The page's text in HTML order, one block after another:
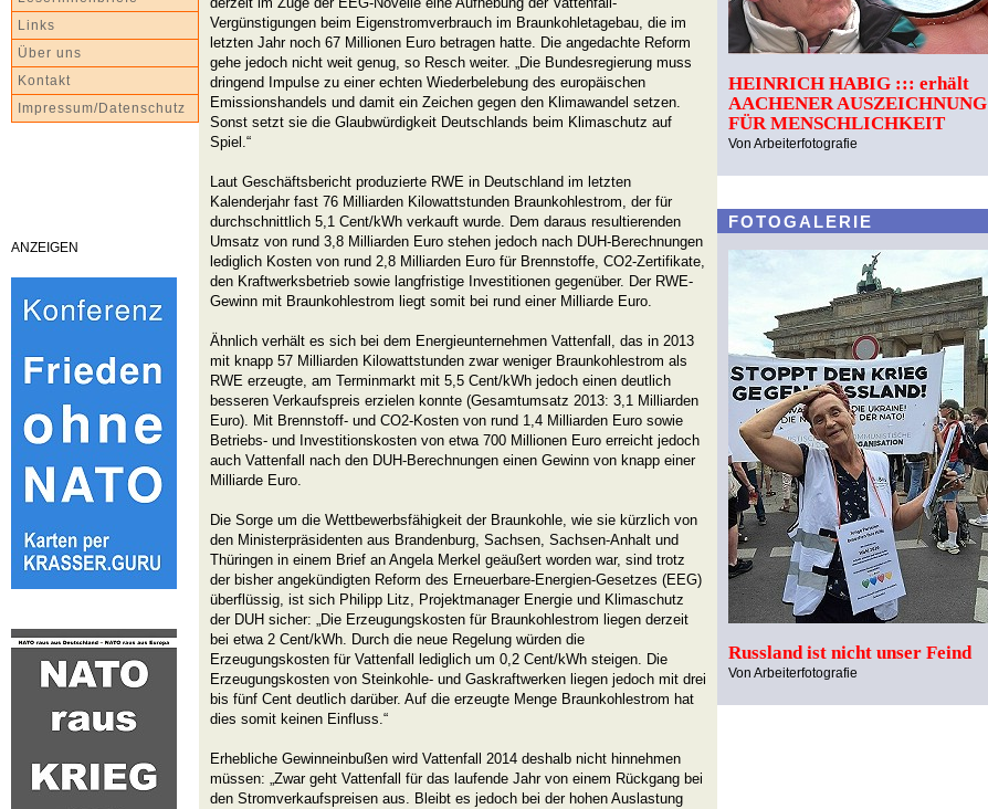
Links
Über uns
Kontakt
Impressum/Datenschutz
ANZEIGEN
Vergünstigungen beim Eigenstromverbrauch im Braunkohletagebau, die im
letzten Jahr noch 67 Millionen Euro betragen hatte. Die angedachte Reform
gehe jedoch nicht weit genug, so Resch weiter. „Die Bundesregierung muss
dringend Impulse zu einer echten Wiederbelebung des europäischen
Emissionshandels und damit ein Zeichen gegen den Klimawandel setzen.
Sonst setzt sie die Glaubwürdigkeit Deutschlands beim Klimaschutz auf
Spiel.“
Laut Geschäftsbericht produzierte RWE in Deutschland im letzten
Kalenderjahr fast 76 Milliarden Kilowattstunden Braunkohlestrom, der für
durchschnittlich 5,1 Cent/kWh verkauft wurde. Dem daraus resultierenden
Umsatz von rund 3,8 Milliarden Euro stehen jedoch nach DUH-Berechnungen
lediglich Kosten von rund 2,8 Milliarden Euro für Brennstoffe, CO2-Zertifikate,
den Kraftwerksbetrieb sowie langfristige Investitionen gegenüber. Der RWE-
Gewinn mit Braunkohlestrom liegt somit bei rund einer Milliarde Euro.
Ähnlich verhält es sich bei dem Energieunternehmen Vattenfall, das in 2013
mit knapp 57 Milliarden Kilowattstunden zwar weniger Braunkohlestrom als
RWE erzeugte, am Terminmarkt mit 5,5 Cent/kWh jedoch einen deutlich
besseren Verkaufspreis erzielen konnte (Gesamtumsatz 2013: 3,1 Milliarden
Euro). Mit Brennstoff- und CO2-Kosten von rund 1,4 Milliarden Euro sowie
Betriebs- und Investitionskosten von etwa 700 Millionen Euro erreicht jedoch
auch Vattenfall nach den DUH-Berechnungen einen Gewinn von knapp einer
Milliarde Euro.
Die Sorge um die Wettbewerbsfähigkeit der Braunkohle, wie sie kürzlich von
den Ministerpräsidenten aus Brandenburg, Sachsen, Sachsen-Anhalt und
Thüringen in einem Brief an Angela Merkel geäußert worden war, sind trotz
der bisher angekündigten Reform des Erneuerbare-Energien-Gesetzes (EEG)
überflüssig, ist sich Philipp Litz, Projektmanager Energie und Klimaschutz
der DUH sicher: „Die Erzeugungskosten für Braunkohlestrom liegen derzeit
bei etwa 2 Cent/kWh. Durch die neue Regelung würden die
Erzeugungskosten für Vattenfall lediglich um 0,2 Cent/kWh steigen. Die
Erzeugungskosten von Steinkohle- und Gaskraftwerken liegen jedoch mit drei
bis fünf Cent deutlich darüber. Auf die erzeugte Menge Braunkohlestrom hat
dies somit keinen Einfluss.“
Erhebliche Gewinneinbußen wird Vattenfall 2014 deshalb nicht hinnehmen
müssen: „Zwar geht Vattenfall für das laufende Jahr von einem Rückgang bei
den Stromverkaufspreisen aus. Bleibt es jedoch bei der hohen Auslastung
HEINRICH HABIG ::: erhält
AACHENER AUSZEICHNUNG
FÜR MENSCHLICHKEIT
Von Arbeiterfotografie
FOTOGALERIE
Russland ist nicht unser Feind
Von Arbeiterfotografie